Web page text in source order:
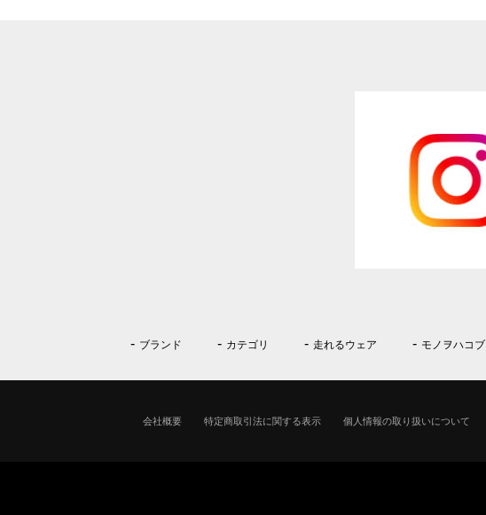
ブランド カテゴリ 走れるウェア モノヲハコブ
会社概要 特定商取引法に関する表示 個人情報の取り扱いについて